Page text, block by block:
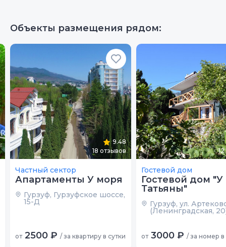
Объекты размещения рядом:
9.48
18 отзывов
Частный сектор
Апартаменты У моря
Гурзуф, Гурзуфское шоссе,
15-Д
от 2500 ₽ / за квартиру в сутки
12
Гостевой дом
Гостевой дом "У
Татьяны"
Гурзуф, ул.
(Ленинградская,
от 3000 ₽ / за номер в